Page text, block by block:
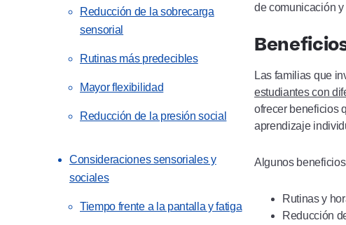
Reducción de la sobrecarga
sensorial
Rutinas más predecibles
Mayor flexibilidad
Reducción de la presión social
Consideraciones sensoriales y
sociales
Tiempo frente a la pantalla y fatiga
de comunicación
Las familias que
estudiantes con
ofrecer beneficios
aprendizaje
Algunos
Rutinas y
Reducción